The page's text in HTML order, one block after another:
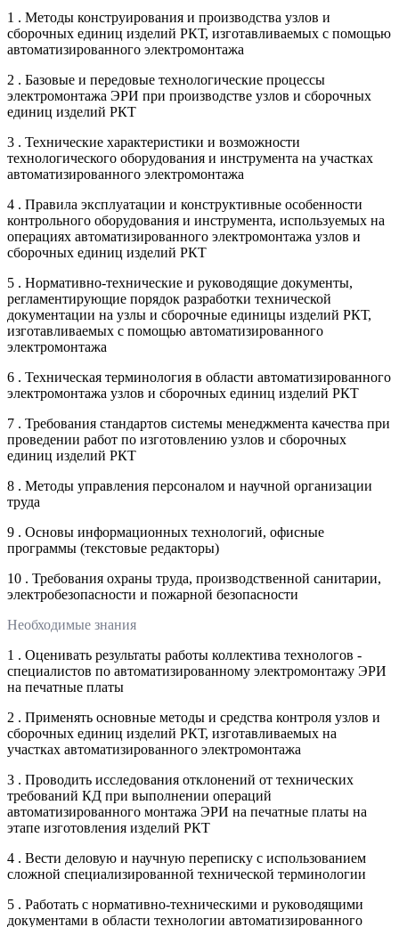
1 . Методы конструирования и производства узлов и
сборочных единиц изделий РКТ, изготавливаемых с помощью
автоматизированного электромонтажа
2 . Базовые и передовые технологические процессы
электромонтажа ЭРИ при производстве узлов и сборочных
единиц изделий РКТ
3 . Технические характеристики и возможности
технологического оборудования и инструмента на участках
автоматизированного электромонтажа
4 . Правила эксплуатации и конструктивные особенности
контрольного оборудования и инструмента, используемых на
операциях автоматизированного электромонтажа узлов и
сборочных единиц изделий РКТ
5 . Нормативно-технические и руководящие документы,
регламентирующие порядок разработки технической
документации на узлы и сборочные единицы изделий РКТ,
изготавливаемых с помощью автоматизированного
электромонтажа
6 . Техническая терминология в области автоматизированного
электромонтажа узлов и сборочных единиц изделий РКТ
7 . Требования стандартов системы менеджмента качества при
проведении работ по изготовлению узлов и сборочных
единиц изделий РКТ
8 . Методы управления персоналом и научной организации
труда
9 . Основы информационных технологий, офисные
программы (текстовые редакторы)
10 . Требования охраны труда, производственной санитарии,
электробезопасности и пожарной безопасности
Необходимые знания
1 . Оценивать результаты работы коллектива технологов -
специалистов по автоматизированному электромонтажу ЭРИ
на печатные платы
2 . Применять основные методы и средства контроля узлов и
сборочных единиц изделий РКТ, изготавливаемых на
участках автоматизированного электромонтажа
3 . Проводить исследования отклонений от технических
требований КД при выполнении операций
автоматизированного монтажа ЭРИ на печатные платы на
этапе изготовления изделий РКТ
4 . Вести деловую и научную переписку с использованием
сложной специализированной технической терминологии
5 . Работать с нормативно-техническими и руководящими
документами в области технологии автоматизированного